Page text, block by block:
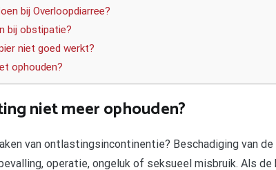
bij Overloopdiarree?
bij obstipatie?
niet goed werkt?
ophouden?
niet meer ophouden?
van ontlastingsincontinentie? Beschadiging van
operatie, ongeluk of seksueel misbruik. Als